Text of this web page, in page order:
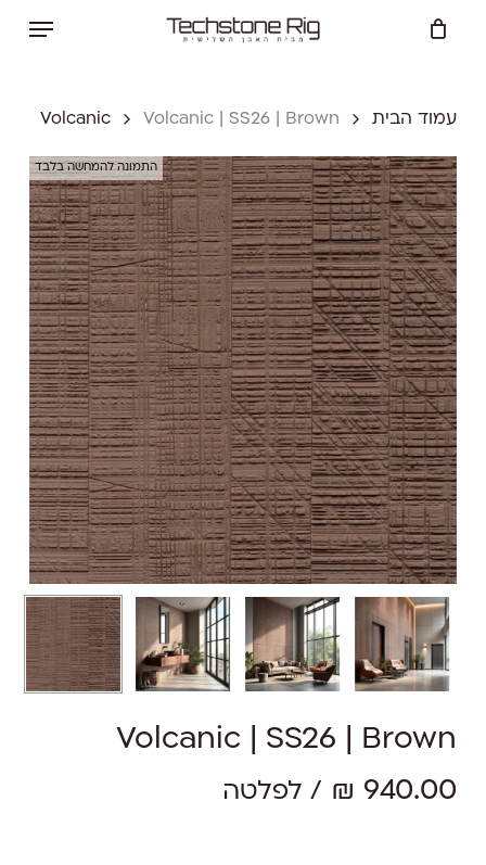
עמוד הבית Volcanic Volcanic | SS26 | Brown
התמונה להמחשה בלבד
Volcanic | SS26 | Brown
₪ 940.00 / לפלטה